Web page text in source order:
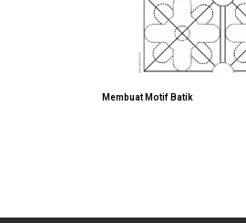
Membuat Motif Batik